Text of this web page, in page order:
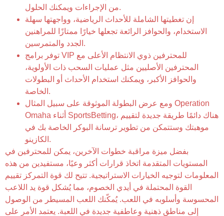
من الإجراءات ويمكنك الحلول.
إن تغطيتها الشاملة للأحداث الرياضية، وواجهتها سهلة
الاستخدام، والحوافز الرائعة تجعلها خيارًا ممتازًا للمراهنين
الجدد والمتمرسين.
توفر برامج VIP للمحترفين ذوي الانتظام الأعلى مع
المحترفين الأصليين مثل عمليات السحب ذات الأولوية،
والحوافز الأكبر، ويمكنك استخدام الأحداث أو البطولات
الخاصة.
ومع عرض البطولة الموثوقة على سبيل المثال Operation
Omaha أثناء SportsBetting، هناك دائمًا طريقة جديدة لتقييم
موهبتك وستتمكن من تطوير ترسانة البوكر الخاصة بك في
الكازينو.
بفضل ميزة مراقبة خطوات الآخرين، يمكن للمحترفين في
المستويات المتقدمة اتخاذ قرارات أكثر وعيًا، مستفيدين من هذه
المعلومات لتوجيه الخيارات الاستراتيجية. تتيح لك قوة التمركز تقييم
القوة المحتملة في أيدي الخصوم، مما يُشكل قوة يد اللاعب
المحسوسة وأسلوبه في اللعب. يُمكّنك اللعب المسيطر من الوصول
إلى مناطق ذهنية وعاطفية جديدة في اللعبة. يعتمد الأمر على